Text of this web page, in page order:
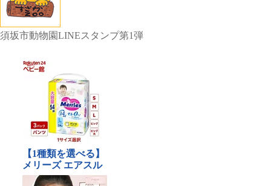
須坂市動物園LINEスタンプ第1弾